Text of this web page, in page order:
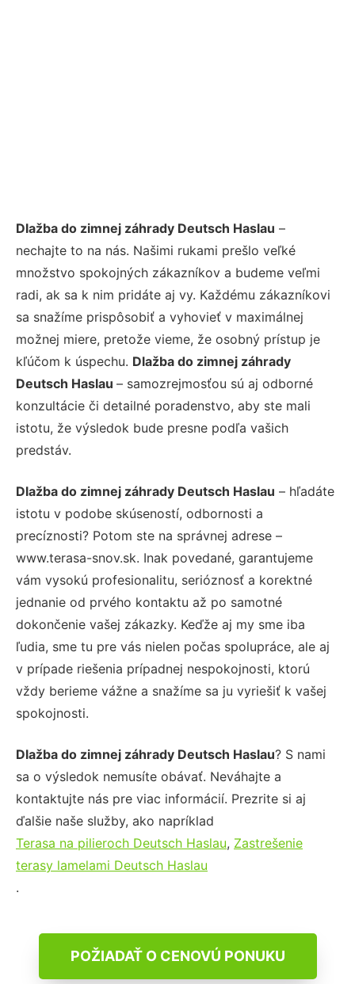
Dlažba do zimnej záhrady Deutsch Haslau –
nechajte to na nás. Našimi rukami prešlo veľké
množstvo spokojných zákazníkov a budeme veľmi
radi, ak sa k nim pridáte aj vy. Každému zákazníkovi
sa snažíme prispôsobiť a vyhovieť v maximálnej
možnej miere, pretože vieme, že osobný prístup je
kľúčom k úspechu. Dlažba do zimnej záhrady
Deutsch Haslau – samozrejmosťou sú aj odborné
konzultácie či detailné poradenstvo, aby ste mali
istotu, že výsledok bude presne podľa vašich
predstáv.
Dlažba do zimnej záhrady Deutsch Haslau – hľadáte
istotu v podobe skúseností, odbornosti a
precíznosti? Potom ste na správnej adrese –
www.terasa-snov.sk. Inak povedané, garantujeme
vám vysokú profesionalitu, serióznosť a korektné
jednanie od prvého kontaktu až po samotné
dokončenie vašej zákazky. Keďže aj my sme iba
ľudia, sme tu pre vás nielen počas spolupráce, ale aj
v prípade riešenia prípadnej nespokojnosti, ktorú
vždy berieme vážne a snažíme sa ju vyriešiť k vašej
spokojnosti.
Dlažba do zimnej záhrady Deutsch Haslau? S nami
sa o výsledok nemusíte obávať. Neváhajte a
kontaktujte nás pre viac informácií. Prezrite si aj
ďalšie naše služby, ako napríklad
Terasa na pilieroch Deutsch Haslau, Zastrešenie
terasy lamelami Deutsch Haslau
.
POŽIADAŤ O CENOVÚ PONUKU